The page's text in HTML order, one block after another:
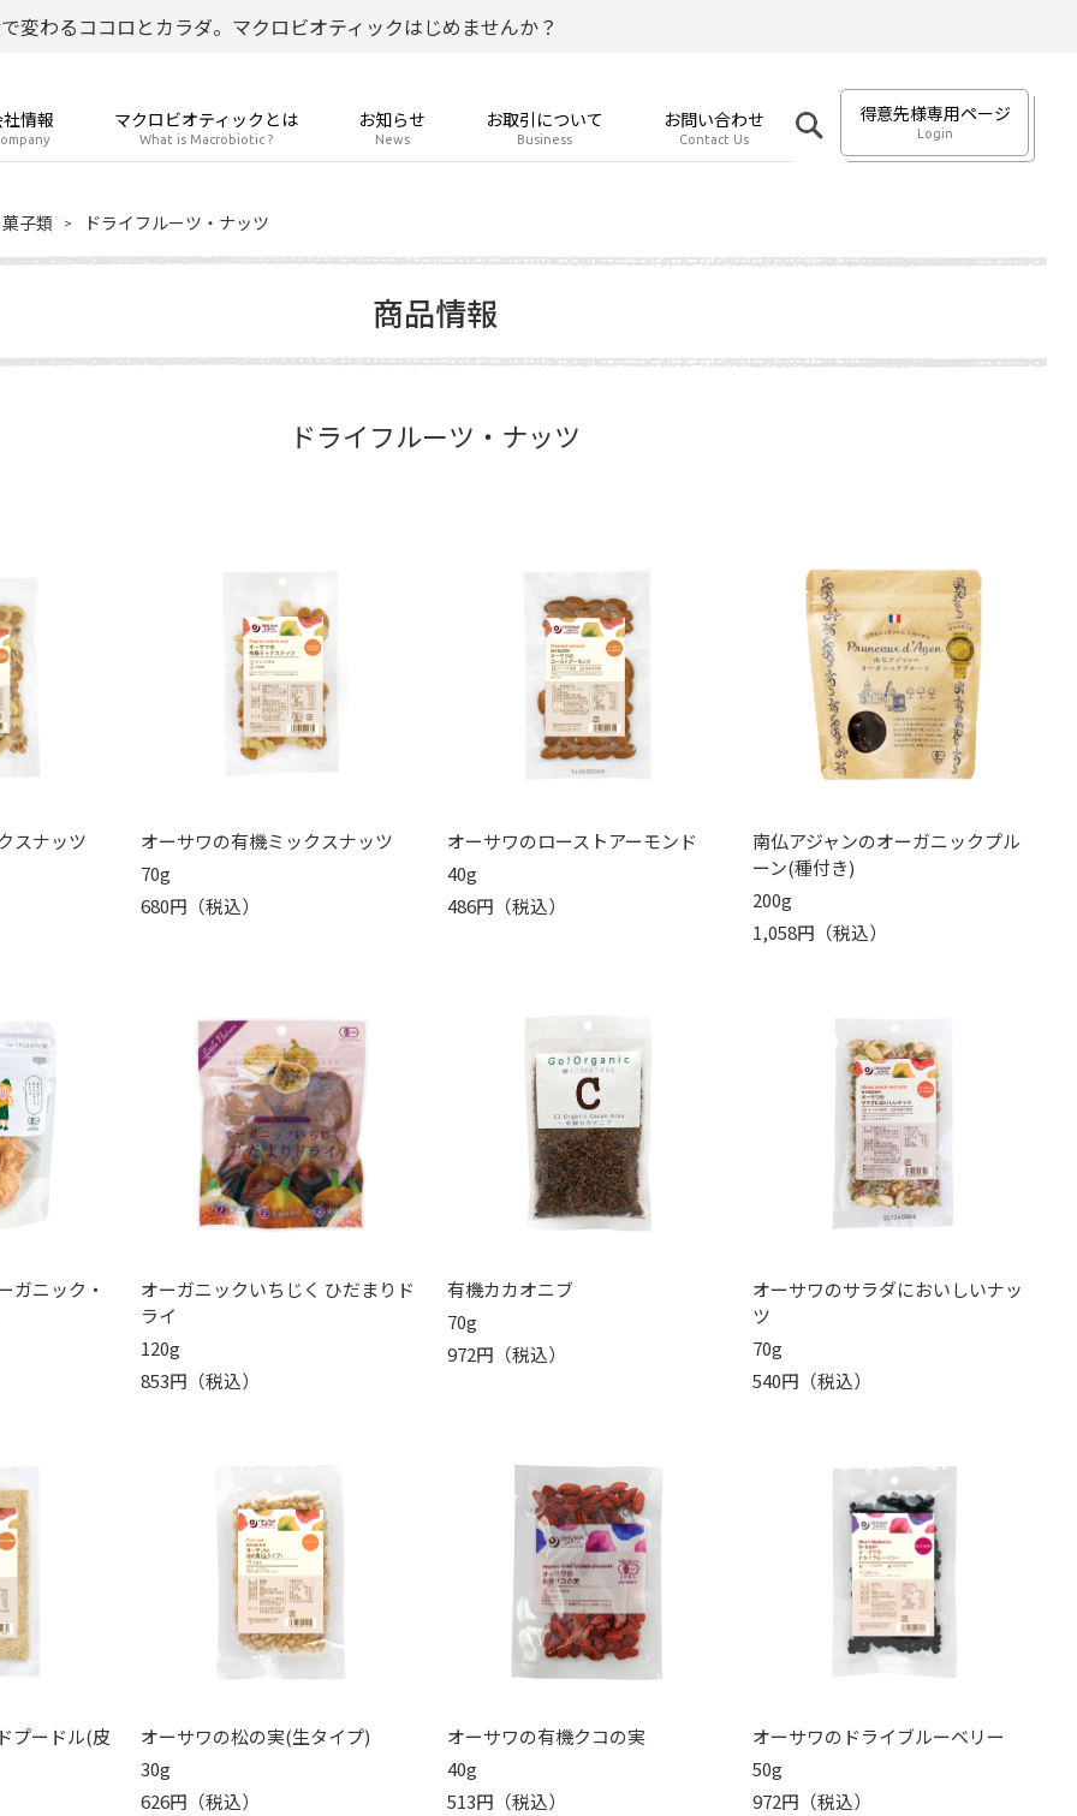
変わるココロとカラダ。マクロビオティックはじめませんか？
情報 マクロビオティックとは
What is Macrobiotic ?
お知らせ
News
お取引について
Business
お問い合わせ
Contact Us
得意先様専用ページ
Login
菓子類 ドライフルーツ・ナッツ
商品情報
ドライフルーツ・ナッツ
スナッツ
オーサワの有機ミックスナッツ
70g
680円（税込）
オーサワのローストアーモンド
40g
486円（税込）
南仏アジャンのオーガニックプル
ーン(種付き)
200g
1,058円（税込）
ガニック・
オーガニックいちじく ひだまりド
ライ
120g
853円（税込）
有機カカオニブ
70g
972円（税込）
オーサワのサラダにおいしいナッ
ツ
70g
540円（税込）
プードル(皮
オーサワの松の実(生タイプ)
30g
626円（税込）
オーサワの有機クコの実
40g
513円（税込）
オーサワのドライブルーベリー
50g
972円（税込）